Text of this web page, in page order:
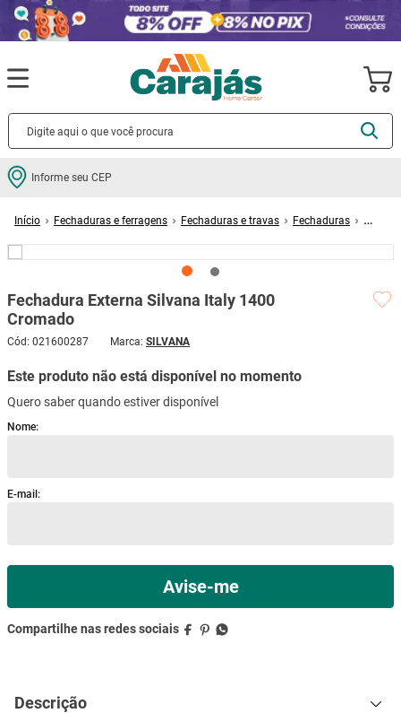
Informe seu CEP
Fechaduras e ferragens Fechaduras e travas
Fechaduras
Fechadura Externa Silvana Italy 1400
Cromado
Cód: 021600287 SILVANA
Este produto não está disponível no momento
Quero saber quando estiver disponível
Descrição
Termos mais buscados
2º porcelanato
porta
6º vaso sanitário
cadeira
9º